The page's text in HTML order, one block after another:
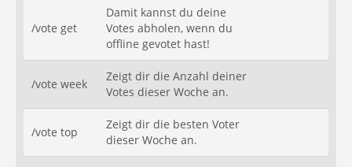
/vote get
Damit kannst du deine
Votes abholen, wenn du
offline gevotet hast!
/vote week
Zeigt dir die Anzahl deiner
Votes dieser Woche an.
/vote top
Zeigt dir die besten Voter
dieser Woche an.